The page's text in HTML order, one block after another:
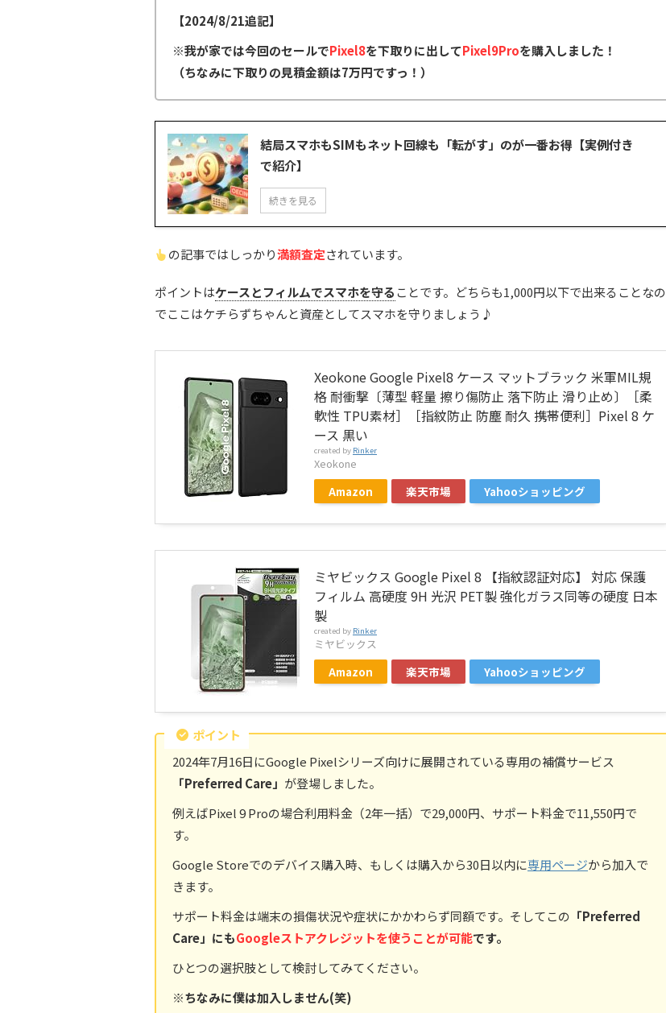
【2024/8/21追記】
※我が家では今回のセールでPixel8を下取りに出してPixel9Proを購入しました！
（ちなみに下取りの見積金額は7万円ですっ！）
結局スマホもSIMもネット回線も「転がす」のが一番お得【実例付き
で紹介】
続きを見る
の記事ではしっかり満額査定されています。
ポイントはケースとフィルムでスマホを守ることです。どちらも1,000円以下で出来ることなの
でここはケチらずちゃんと資産としてスマホを守りましょう♪
Xeokone Google Pixel8 ケース マットブラック 米軍MIL規
格 耐衝撃〔薄型 軽量 擦り傷防止 落下防止 滑り止め〕［柔
軟性 TPU素材］［指紋防止 防塵 耐久 携帯便利］Pixel 8 ケ
ース 黒い
created by Rinker
Xeokone
Amazon 楽天市場 Yahooショッピング
ミヤビックス Google Pixel 8 【指紋認証対応】 対応 保護
フィルム 高硬度 9H 光沢 PET製 強化ガラス同等の硬度 日本
製
created by Rinker
ミヤビックス
Amazon 楽天市場 Yahooショッピング
ポイント
2024年7月16日にGoogle Pixelシリーズ向けに展開されている専用の補償サービス
「Preferred Care」 が登場しました。
例えばPixel 9 Proの場合利用料金（2年一括）で29,000円、サポート料金で11,550円で
す。
Google Storeでのデバイス購入時、もしくは購入から30日以内に専用ページから加入で
きます。
サポート料金は端末の損傷状況や症状にかかわらず同額です。そしてこの 「Preferred
Care」にもGoogleストアクレジットを使うことが可能です。
ひとつの選択肢として検討してみてください。
※ちなみに僕は加入しません(笑)